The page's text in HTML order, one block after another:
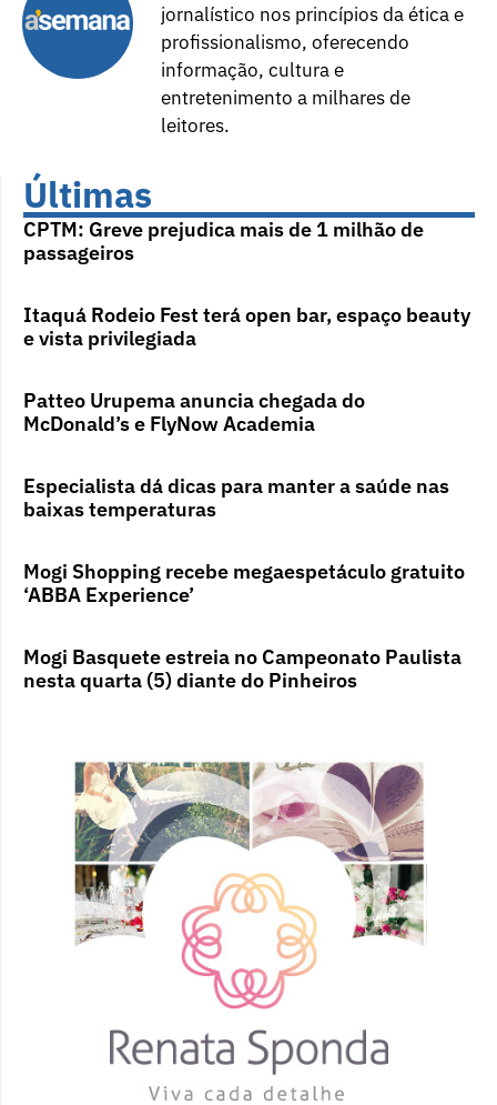
jornalístico nos princípios da ética e
profissionalismo, oferecendo
informação, cultura e
entretenimento a milhares de
leitores.
Últimas
CPTM: Greve prejudica mais de 1 milhão de
passageiros
Itaquá Rodeio Fest terá open bar, espaço beauty
e vista privilegiada
Patteo Urupema anuncia chegada do
McDonald’s e FlyNow Academia
Especialista dá dicas para manter a saúde nas
baixas temperaturas
Mogi Shopping recebe megaespetáculo gratuito
‘ABBA Experience’
Mogi Basquete estreia no Campeonato Paulista
nesta quarta (5) diante do Pinheiros